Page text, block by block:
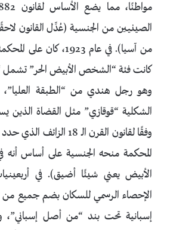
الصينيين من الجنسية (عُدِّل القانون
من آسيا). في عام 1923، كان
كانت فئة “الشخص الأبيض الحر” تشمل
وهو رجل هندي من “الطبقة العليا”،
الشكلية “قوقازي” مثل القضاة الذين
وفقًا لقانون القرن الـ 18
المحكمة منحه الجنسية على أساس أنه
الأبيض يعني شيئًا أضيق). في
الإحصاء الرسمي للسكان بضم جميع من
إسبانية تحت بند “من أصل